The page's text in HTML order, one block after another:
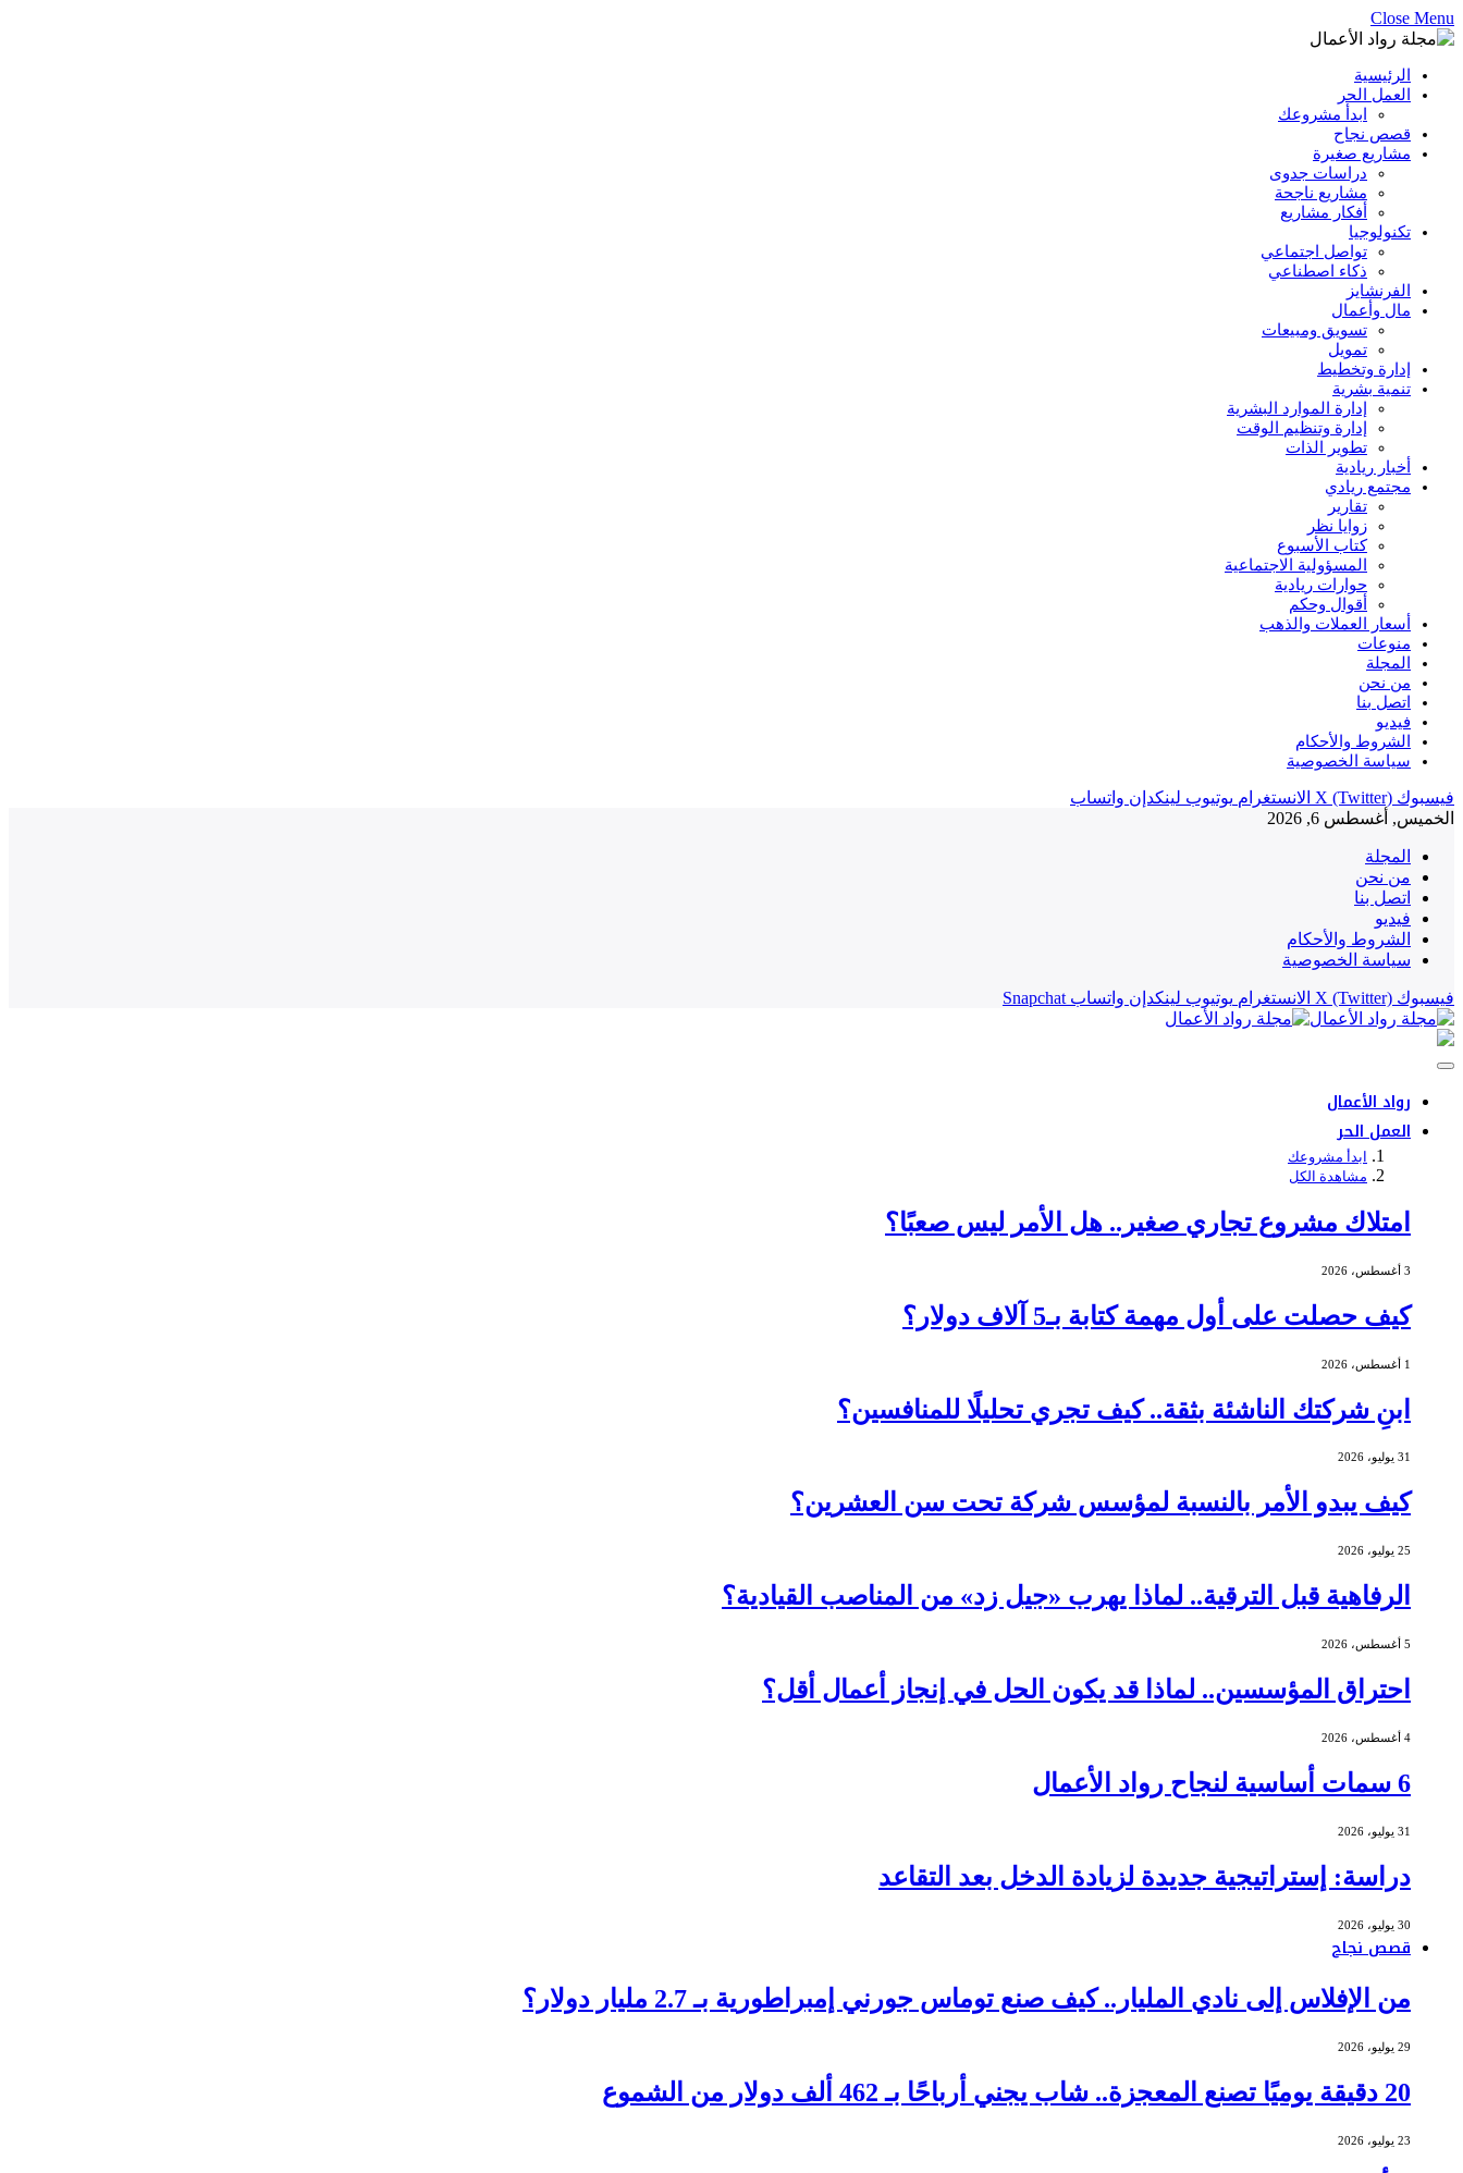
Close Menu
الرئيسية
العمل الحر
ابدأ مشروعك
قصص نجاح
مشاريع صغيرة
دراسات جدوى
مشاريع ناجحة
أفكار مشاريع
تكنولوجيا
تواصل اجتماعي
ذكاء اصطناعي
الفرنشايز
مال وأعمال
تسويق ومبيعات
تمويل
إدارة وتخطيط
تنمية بشرية
إدارة الموارد البشرية
إدارة وتنظيم الوقت
تطوير الذات
أخبار ريادية
مجتمع ريادي
تقارير
زوايا نظر
كتاب الأسبوع
المسؤولية الاجتماعية
حوارات ريادية
أقوال وحكم
أسعار العملات والذهب
منوعات
المجلة
من نحن
اتصل بنا
فيديو
الشروط والأحكام
سياسة الخصوصية
فيسبوك X (Twitter) الانستغرام يوتيوب لينكدإن واتساب
الخميس, أغسطس 6, 2026
المجلة
من نحن
اتصل بنا
فيديو
الشروط والأحكام
سياسة الخصوصية
فيسبوك X (Twitter) الانستغرام يوتيوب لينكدإن واتساب Snapchat
رواد الأعمال
العمل الحر
ابدأ مشروعك
مشاهدة الكل
امتلاك مشروع تجاري صغير.. هل الأمر ليس صعبًا؟
3 أغسطس، 2026
كيف حصلت على أول مهمة كتابة بـ5 آلاف دولار؟
1 أغسطس، 2026
ابنِ شركتك الناشئة بثقة.. كيف تجري تحليلًا للمنافسين؟
31 يوليو، 2026
كيف يبدو الأمر بالنسبة لمؤسس شركة تحت سن العشرين؟
25 يوليو، 2026
الرفاهية قبل الترقية.. لماذا يهرب «جيل زد» من المناصب القيادية؟
5 أغسطس، 2026
احتراق المؤسسين.. لماذا قد يكون الحل في إنجاز أعمال أقل؟
4 أغسطس، 2026
6 سمات أساسية لنجاح رواد الأعمال
31 يوليو، 2026
دراسة: إستراتيجية جديدة لزيادة الدخل بعد التقاعد
30 يوليو، 2026
قصص نجاح
من الإفلاس إلى نادي المليار.. كيف صنع توماس جورني إمبراطورية بـ 2.7 مليار دولار؟
29 يوليو، 2026
20 دقيقة يوميًا تصنع المعجزة.. شاب يجني أرباحًا بـ 462 ألف دولار من الشموع
23 يوليو، 2026